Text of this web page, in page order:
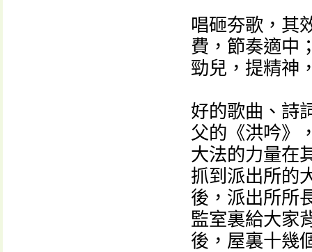
唱砸夯歌，其
費，節奏適中
勁兒，提精神
好的歌曲、詩
父的《洪吟》
大法的力量在
抓到派出所的
後，派出所所
監室裏給大家
後，屋裏十幾